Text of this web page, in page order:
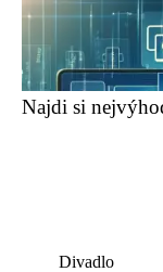
Najdi si
Divadlo